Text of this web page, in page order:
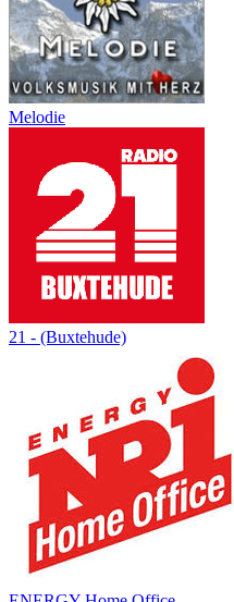
Melodie
21 - (Buxtehude)